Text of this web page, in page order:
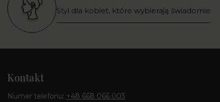
Styl dla kobiet, które wybierają świadomie
Kontakt
Numer telefonu: +48 668 066 003